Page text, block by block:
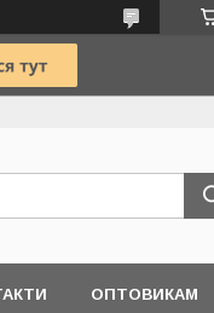
ОПТОВИКАМ